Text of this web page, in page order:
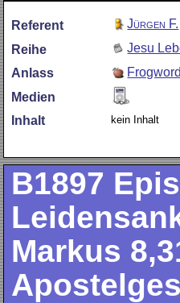
Referent Jürgen F.
Reihe
Jesu
Anlass
Medien
Inhalt
kein Inhalt
B1897
Markus